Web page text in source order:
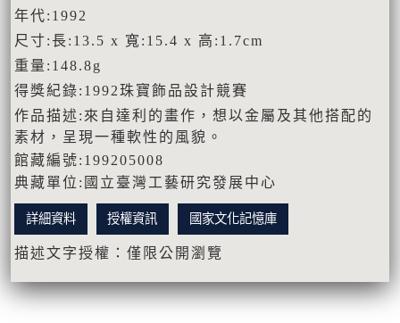
年代:1992
尺寸:長:13.5 x 寬:15.4 x 高:1.7cm
重量:148.8g
得獎紀錄:1992珠寶飾品設計競賽
作品描述:來自達利的畫作，想以金屬及其他搭配的
素材，呈現一種軟性的風貌。
館藏編號:199205008
典藏單位:國立臺灣工藝研究發展中心
詳細資料 授權資訊 國家文化記憶庫
描述文字授權：僅限公開瀏覽